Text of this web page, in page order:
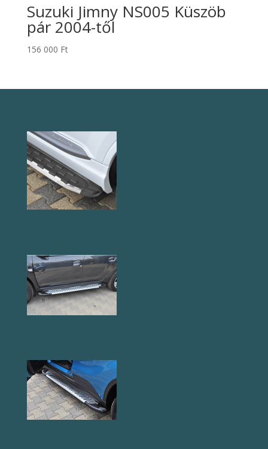
Suzuki Jimny NS005 Küszöb
pár 2004-től
156 000 Ft